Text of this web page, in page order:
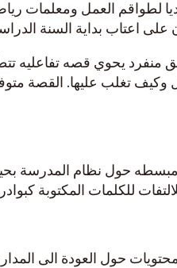
لطواقم العمل ومعلمات
اعتاب بداية السنة
يحوي قصه تفاعليه
تغلب عليها. القصة
حول نظام المدرسة
للكلمات المكتوبة
حول العودة الى